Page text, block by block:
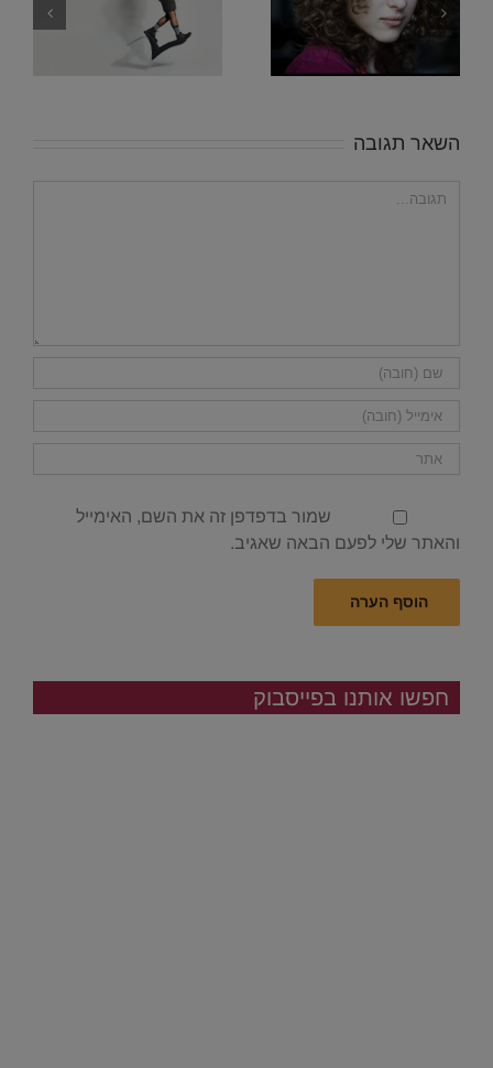
לך בערך העצמי
והביטחון העצמי.
ואיך לתקן אותה
השאר תגובה
הערה
שמור בדפדפן זה את השם, האימייל
והאתר שלי לפעם הבאה שאגיב.
חפשו אותנו בפייסבוק